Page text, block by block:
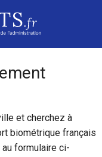
et cherchez à
biométrique français
formulaire ci-